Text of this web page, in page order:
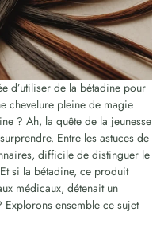
d’utiliser de la bétadine pour
chevelure pleine de magie
? Ah, la quête de la jeunesse
Entre les astuces de
difficile de distinguer le
si la bétadine, ce produit
médicaux, détenait un
ensemble ce sujet